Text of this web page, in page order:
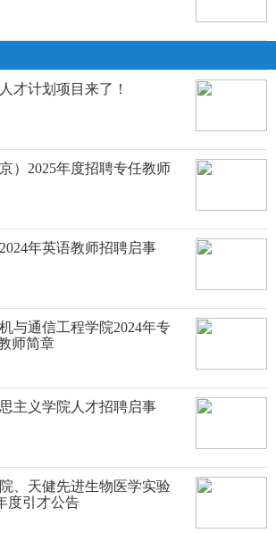
才计划项目来了！
）2025年度招聘专任教师
年英语教师招聘启事
与通信工程学院2024年专
师简章
主义学院人才招聘启事
、天健先进生物医学实验
度引才公告